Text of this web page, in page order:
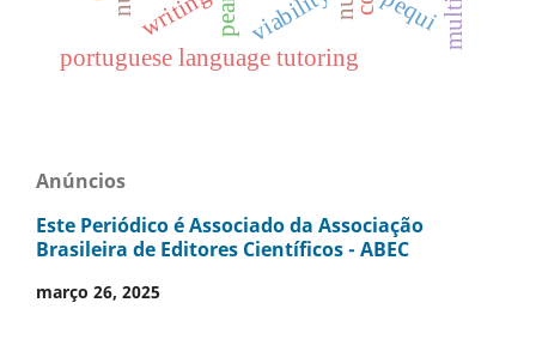
portuguese language tutoring
Anúncios
Este Periódico é Associado da Associação
Brasileira de Editores Científicos - ABEC
março 26, 2025